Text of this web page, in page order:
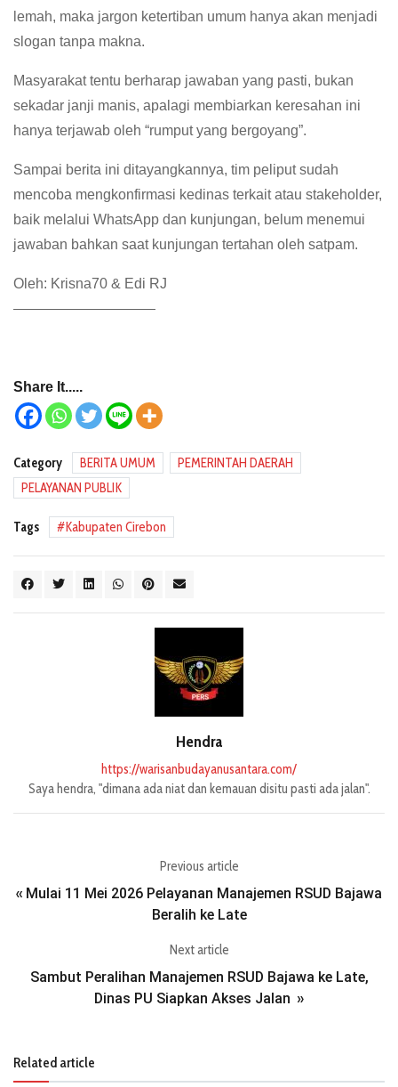
lemah, maka jargon ketertiban umum hanya akan menjadi
slogan tanpa makna.
Masyarakat tentu berharap jawaban yang pasti, bukan
sekadar janji manis, apalagi membiarkan keresahan ini
hanya terjawab oleh “rumput yang bergoyang”.
Sampai berita ini ditayangkannya, tim peliput sudah
mencoba mengkonfirmasi kedinas terkait atau stakeholder,
baik melalui WhatsApp dan kunjungan, belum menemui
jawaban bahkan saat kunjungan tertahan oleh satpam.
Oleh: Krisna70 & Edi RJ
——————————
Share It.....
Category BERITA UMUM
PEMERINTAH DAERAH
PELAYANAN PUBLIK
Tags Kabupaten Cirebon
Hendra
https://warisanbudayanusantara.com/
Saya hendra, "dimana ada niat dan kemauan disitu pasti ada jalan".
Previous article
« Mulai 11 Mei 2026 Pelayanan Manajemen RSUD Bajawa
Beralih ke Late
Next article
Sambut Peralihan Manajemen RSUD Bajawa ke Late,
Dinas PU Siapkan Akses Jalan »
Related article